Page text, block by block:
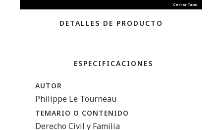
Cerrar Tabs
DETALLES DE PRODUCTO
ESPECIFICACIONES
AUTOR
Philippe Le Tourneau
TEMARIO O CONTENIDO
Derecho Civil y Familia